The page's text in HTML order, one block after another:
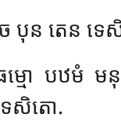
បុន តេន ទេ
ធម្មោ បឋមំ
ទេសិតោ.